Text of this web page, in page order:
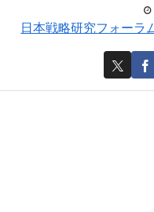
日本戦略研究フォーラ